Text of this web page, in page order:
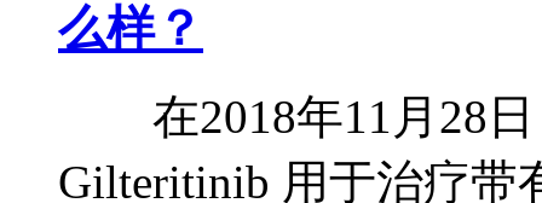
么样？
在2018年11月28日
Gilteritinib 用于治疗带